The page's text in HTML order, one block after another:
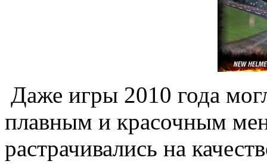
Даже игры 2010 года
плавным и красочным
растрачивались на